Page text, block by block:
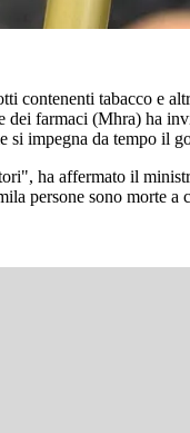
contenenti tabacco e
dei farmaci (Mhra) ha
si impegna da tempo il
ha affermato il
persone sono morte a